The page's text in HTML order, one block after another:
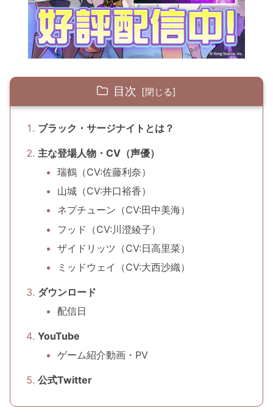
目次
ブラック・サージナイトとは？
主な登場人物・CV（声優）
瑞鶴（CV:佐藤利奈）
山城（CV:井口裕香）
ネプチューン（CV:田中美海）
フッド（CV:川澄綾子）
ザイドリッツ（CV:日高里菜）
ミッドウェイ（CV:大西沙織）
ダウンロード
配信日
YouTube
ゲーム紹介動画・PV
公式Twitter